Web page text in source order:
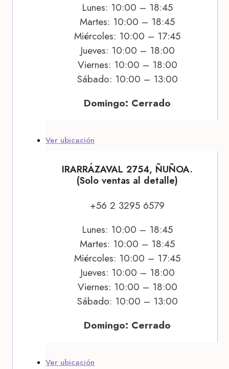
Lunes: 10:00 – 18:45
Martes: 10:00 – 18:45
Miércoles: 10:00 – 17:45
Jueves: 10:00 – 18:00
Viernes: 10:00 – 18:00
Sábado: 10:00 – 13:00
Domingo: Cerrado
Ver ubicación
IRARRÁZAVAL 2754, ÑUÑOA.
(Solo ventas al detalle)
+56 2 3295 6579
Lunes: 10:00 – 18:45
Martes: 10:00 – 18:45
Miércoles: 10:00 – 17:45
Jueves: 10:00 – 18:00
Viernes: 10:00 – 18:00
Sábado: 10:00 – 13:00
Domingo: Cerrado
Ver ubicación